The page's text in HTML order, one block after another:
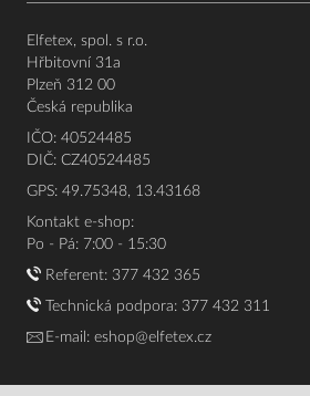
Elfetex, spol. s r.o.
Hřbitovní 31a
Plzeň 312 00
Česká republika
IČO: 40524485
DIČ: CZ40524485
GPS: 49.75348, 13.43168
Kontakt e-shop:
Po - Pá: 7:00 - 15:30
Referent: 377 432 365
Technická podpora: 377 432 311
E-mail: eshop@elfetex.cz